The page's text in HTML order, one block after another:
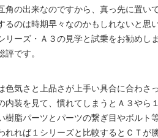
角の出来なのですから、真っ先に置い
のは時期早々なのかもしれないと思
ーズ・Ａ３の見学と試乗をお勧めし
です。
気さと上品さが上手い具合に合わさ
装を見て、慣れてしまうとＡ３やら
脂パーツとパーツの繋ぎ目やボルト
れば１シリーズと比較するとＣＴが